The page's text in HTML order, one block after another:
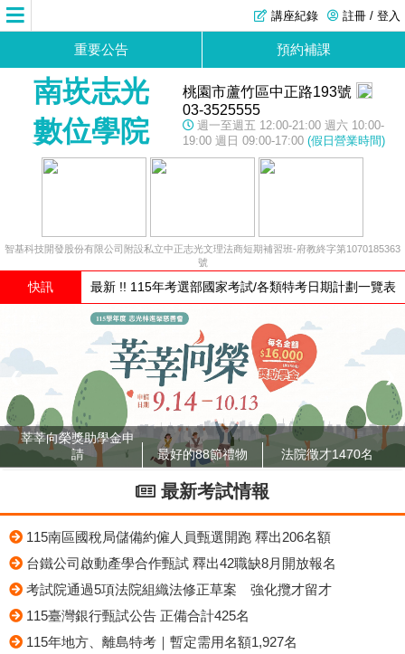
註冊 / 登入
講座紀錄
重要公告 預約補課
南崁志光
數位學院
桃園市蘆竹區中正路193號
03-3525555
週一至週五 12:00-21:00 週六 10:00-
19:00 週日 09:00-17:00 (假日營業時間)
智基科技開發股份有限公司附設私立中正志光文理法商短期補習班-府教終字第1070185363
號
快訊 最新 !! 115年考選部國家考試/各類特考日期計劃一覽表
❮ ❯
莘莘向榮獎助學金申
請
最好的88節禮物 法院徵才1470名
最新考試情報
115南區國稅局儲備約僱人員甄選開跑 釋出206名額
台鐵公司啟動產學合作甄試 釋出42職缺8月開放報名
考試院通過5項法院組織法修正草案 強化攬才留才
115臺灣銀行甄試公告 正備合計425名
115年地方、離島特考｜暫定需用名額1,927名